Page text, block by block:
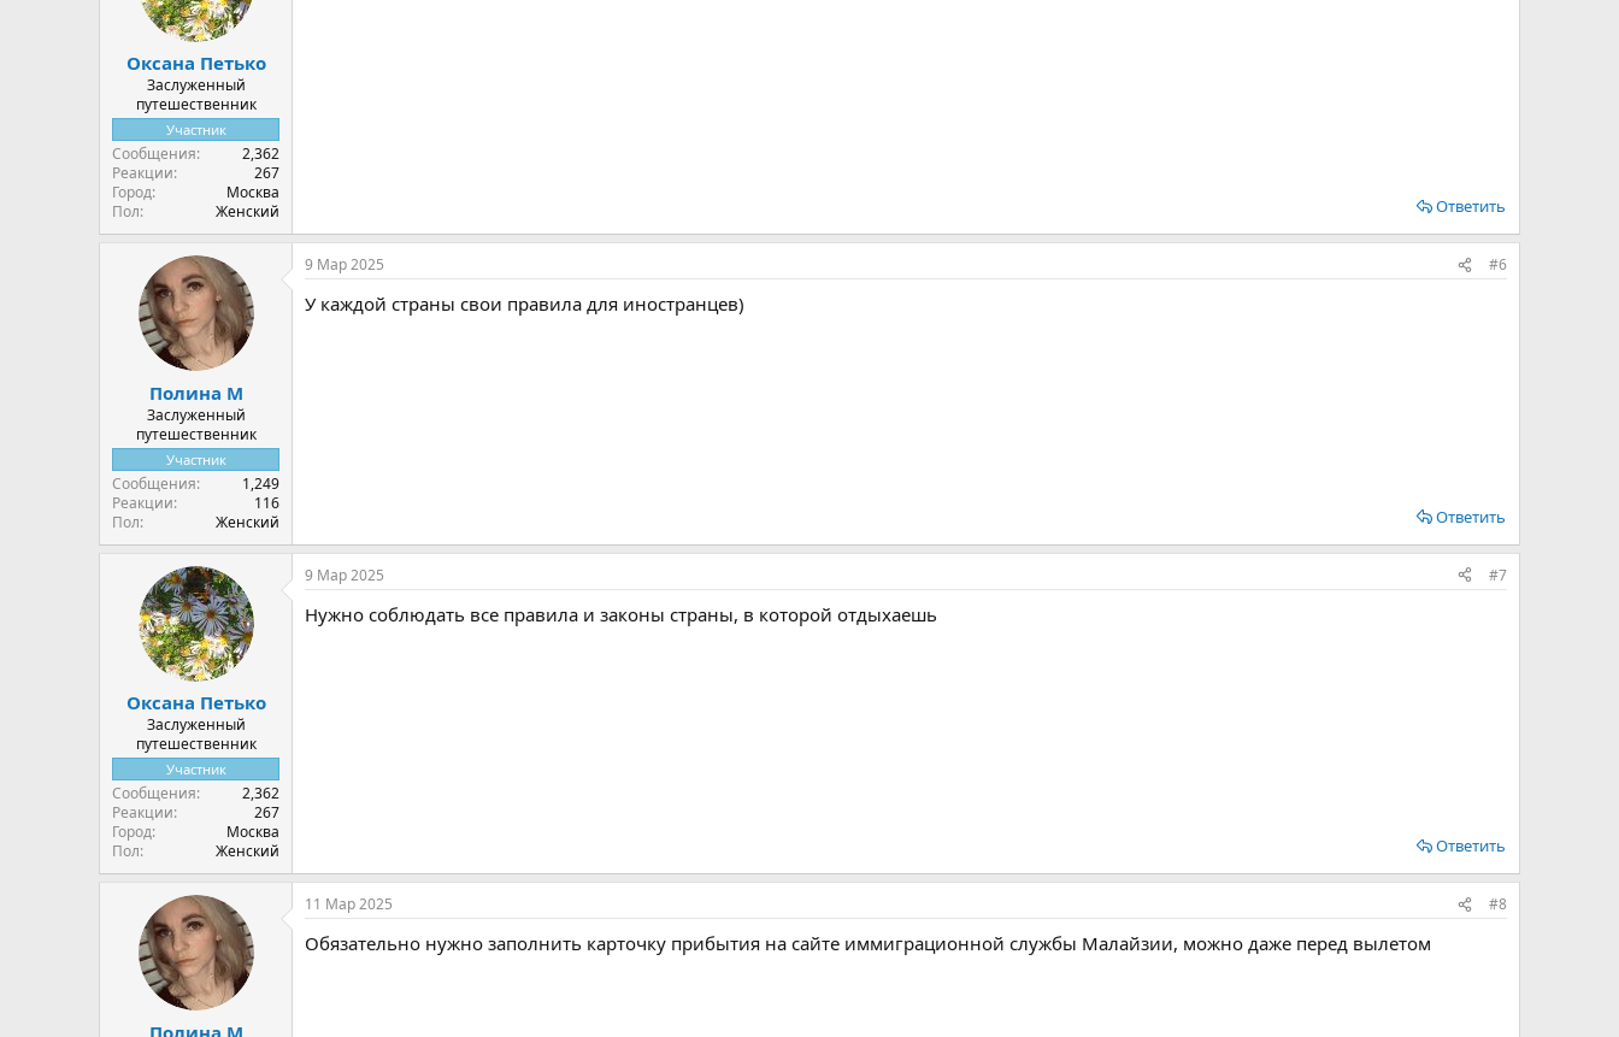
Оксана Петько
Заслуженный
путешественник
Участник
Сообщения
2,362
Реакции
267
Город
Москва
Пол
Женский Ответить
Полина М
Заслуженный
путешественник
Участник
Сообщения
1,249
Реакции
116
Пол
Женский
9 Мар 2025 #6
У каждой страны свои правила для иностранцев)
Ответить
Оксана Петько
Заслуженный
путешественник
Участник
Сообщения
2,362
Реакции
267
Город
Москва
Пол
Женский
9 Мар 2025 #7
Нужно соблюдать все правила и законы страны, в которой отдыхаешь
Ответить
Полина М
11 Мар 2025 #8
Обязательно нужно заполнить карточку прибытия на сайте иммиграционной службы Малайзии, можно даже перед вылетом